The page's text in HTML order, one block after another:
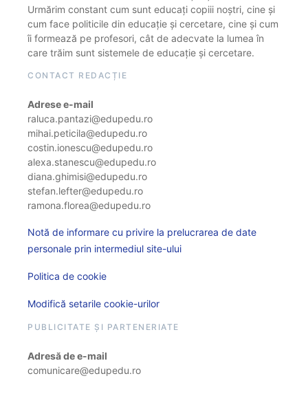
Urmărim constant cum sunt educați copiii noștri, cine și
cum face politicile din educație și cercetare, cine și cum
îi formează pe profesori, cât de adecvate la lumea în
care trăim sunt sistemele de educație și cercetare.
CONTACT REDACȚIE
Adrese e-mail
raluca.pantazi@edupedu.ro
mihai.peticila@edupedu.ro
costin.ionescu@edupedu.ro
alexa.stanescu@edupedu.ro
diana.ghimisi@edupedu.ro
stefan.lefter@edupedu.ro
ramona.florea@edupedu.ro
Notă de informare cu privire la prelucrarea de date
personale prin intermediul site-ului
Politica de cookie
Modifică setarile cookie-urilor
PUBLICITATE ȘI PARTENERIATE
Adresă de e-mail
comunicare@edupedu.ro